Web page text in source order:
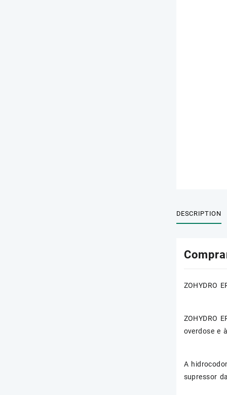
DESCRIPTION
ZOHYDRO
ZOHYDRO
overdose e
A
supressor